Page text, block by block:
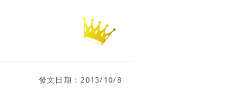
發文日期：2013/10/8